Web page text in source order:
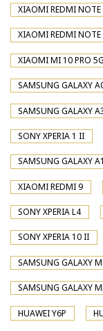
XIAOMI REDMI NOTE
XIAOMI REDMI NOTE
XIAOMI MI 10 PRO 5G
SAMSUNG GALAXY
SAMSUNG GALAXY
SONY XPERIA 1 II
SAMSUNG GALAXY
XIAOMI REDMI 9
SONY XPERIA L4
SONY XPERIA 10 II
SAMSUNG GALAXY
SAMSUNG GALAXY
HUAWEI Y6P